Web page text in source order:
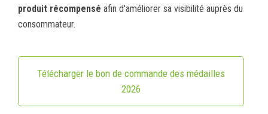
produit récompensé afin d'améliorer sa visibilité auprès du
consommateur.
Télécharger le bon de commande des médailles
2026